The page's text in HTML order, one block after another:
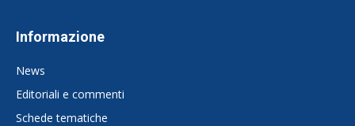
Informazione
News
Editoriali e commenti
Schede tematiche